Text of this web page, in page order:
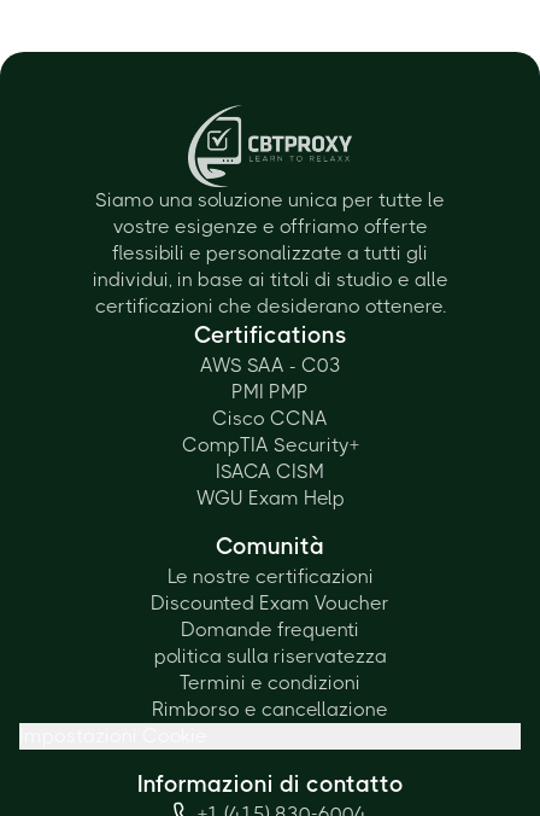
Siamo una soluzione unica per tutte le
vostre esigenze e offriamo offerte
flessibili e personalizzate a tutti gli
individui, in base ai titoli di studio e alle
certificazioni che desiderano ottenere.
Certifications
AWS SAA - C03
PMI PMP
Cisco CCNA
CompTIA Security+
ISACA CISM
WGU Exam Help
Comunità
Le nostre certificazioni
Discounted Exam Voucher
Domande frequenti
politica sulla riservatezza
Termini e condizioni
Rimborso e cancellazione
Informazioni di contatto